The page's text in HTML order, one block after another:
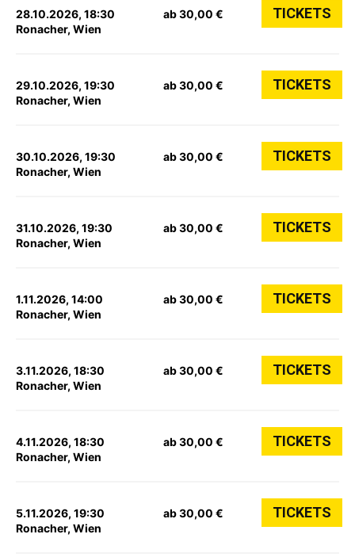
28.10.2026, 18:30
Ronacher, Wien
ab 30,00 € TICKETS
29.10.2026, 19:30
Ronacher, Wien
ab 30,00 € TICKETS
30.10.2026, 19:30
Ronacher, Wien
ab 30,00 € TICKETS
31.10.2026, 19:30
Ronacher, Wien
ab 30,00 € TICKETS
1.11.2026, 14:00
Ronacher, Wien
ab 30,00 € TICKETS
3.11.2026, 18:30
Ronacher, Wien
ab 30,00 € TICKETS
4.11.2026, 18:30
Ronacher, Wien
ab 30,00 € TICKETS
5.11.2026, 19:30
Ronacher, Wien
ab 30,00 € TICKETS